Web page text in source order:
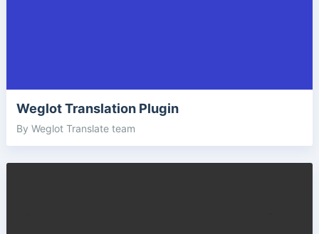
Weglot Translation Plugin
By Weglot Translate team